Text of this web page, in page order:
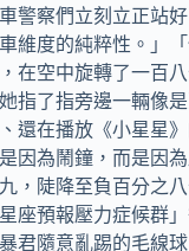
警察們立刻立正
維度的純粹性。
在空中旋轉了一
了指旁邊一輛
在播放《小星
為鬧鐘，而是
陡降至負百分之
座預報壓力症候群
隨意亂踢的毛